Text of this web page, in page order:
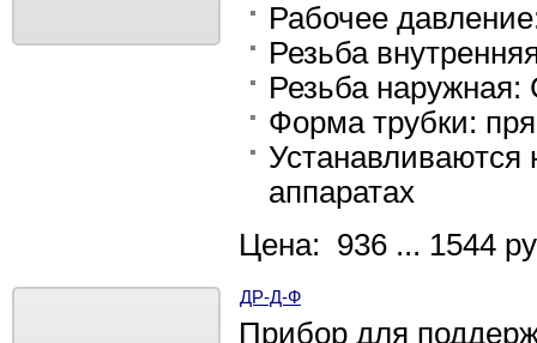
Рабочее
Резьба
Резьба наружная:
Форма трубки: п
Устанавливаются
аппаратах
Цена: 936 ... 1544
ДР-Д-Ф
Прибор для